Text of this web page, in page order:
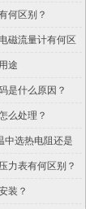
何区别？
磁流量计有何区
途
是什么原因？
么处理？
选热电阻还是
力表有何区别？
装？